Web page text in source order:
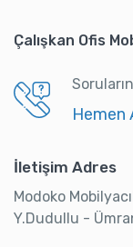
Çalışkan Ofis
Hemen
İletişim Adres
Modoko
Y.Dudullu -